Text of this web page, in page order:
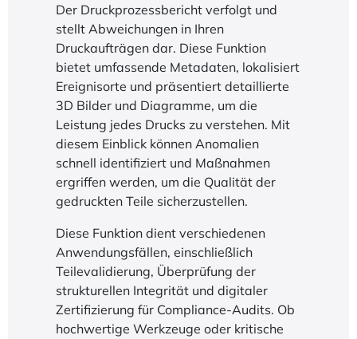
Der Druckprozessbericht verfolgt und
stellt Abweichungen in Ihren
Druckaufträgen dar. Diese Funktion
bietet umfassende Metadaten, lokalisiert
Ereignisorte und präsentiert detaillierte
3D Bilder und Diagramme, um die
Leistung jedes Drucks zu verstehen. Mit
diesem Einblick können Anomalien
schnell identifiziert und Maßnahmen
ergriffen werden, um die Qualität der
gedruckten Teile sicherzustellen.
Diese Funktion dient verschiedenen
Anwendungsfällen, einschließlich
Teilevalidierung, Überprüfung der
strukturellen Integrität und digitaler
Zertifizierung für Compliance-Audits. Ob
hochwertige Werkzeuge oder kritische